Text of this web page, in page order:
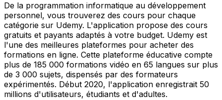
De la programmation informatique au développement
personnel, vous trouverez des cours pour chaque
catégorie sur Udemy. L'application propose des cours
gratuits et payants adaptés à votre budget. Udemy est
l'une des meilleures plateformes pour acheter des
formations en ligne. Cette plateforme éducative compte
plus de 185 000 formations vidéo en 65 langues sur plus
de 3 000 sujets, dispensés par des formateurs
expérimentés. Début 2020, l'application enregistrait 50
millions d'utilisateurs, étudiants et d'adultes.